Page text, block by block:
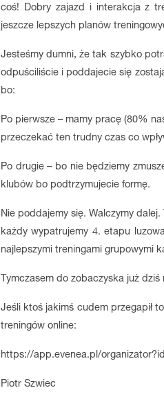
coś! Dobry zajazd i interakcja z
jeszcze lepszych planów
Jesteśmy dumni, że tak szybko
odpuściliście i poddajecie się
bo:
Po pierwsze – mamy pracę (80%
przeczekać ten trudny czas co
Po drugie – bo nie będziemy
klubów bo podtrzymujecie formę.
Nie poddajemy się. Walczymy
każdy wypatrujemy 4. etapu
najlepszymi treningami grupowymi
Tymczasem do zobaczyska już dziś
Jeśli ktoś jakimś cudem przegapił
treningów online:
https://app.evenea.pl/
Piotr Szwiec